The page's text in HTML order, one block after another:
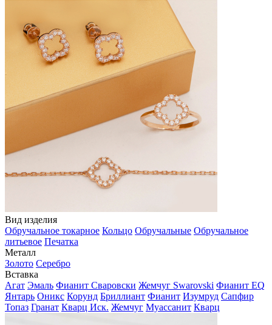
Вид изделия
Обручальное токарное Кольцо Обручальные Обручальное
литьевое Печатка
Металл
Золото Серебро
Вставка
Агат Эмаль Фианит Сваровски Жемчуг Swarovski Фианит EQ
Янтарь Оникс Корунд Бриллиант Фианит Изумруд Сапфир
Топаз Гранат Кварц Иск. Жемчуг Муассанит Кварц